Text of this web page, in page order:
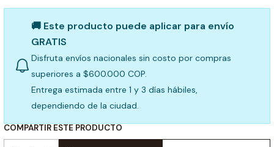
🚚 Este producto puede aplicar para envío
GRATIS
Disfruta envíos nacionales sin costo por compras
superiores a $600.000 COP.
Entrega estimada entre 1 y 3 días hábiles,
dependiendo de la ciudad.
COMPARTIR ESTE PRODUCTO